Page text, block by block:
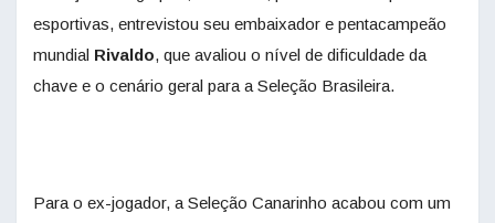
esportivas, entrevistou seu embaixador e pentacampeão
mundial Rivaldo, que avaliou o nível de dificuldade da
chave e o cenário geral para a Seleção Brasileira.
Para o ex-jogador, a Seleção Canarinho acabou com um